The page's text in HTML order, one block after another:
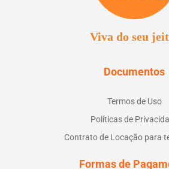
Viva do seu
Documentos
Termos de Uso
Políticas de
Contrato de Locação para
Formas de